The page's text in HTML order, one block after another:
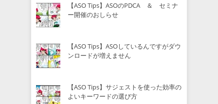
【ASO Tips】ASOのPDCA ＆ セミナ
ー開催のおしらせ
【ASO Tips】ASOしているんですがダウ
ンロードが増えません
【ASO Tips】サジェストを使った効率の
よいキーワードの選び方